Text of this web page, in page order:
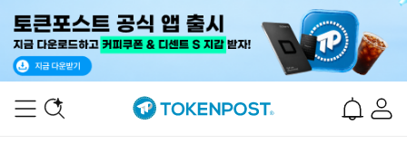
Solana (SOL) ₩ 107,994(+0.92%)
(+0.47%)